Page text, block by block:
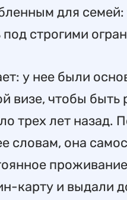
для семей:
строгими
у нее были
визе, чтобы
трех лет назад.
словам, она
карту и выдали